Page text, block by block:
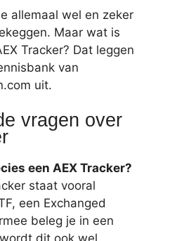
allemaal wel en zeker
Maar wat is
Tracker? Dat leggen
van
uit.
vragen over
een AEX Tracker?
staat vooral
een Exchanged
beleg je in een